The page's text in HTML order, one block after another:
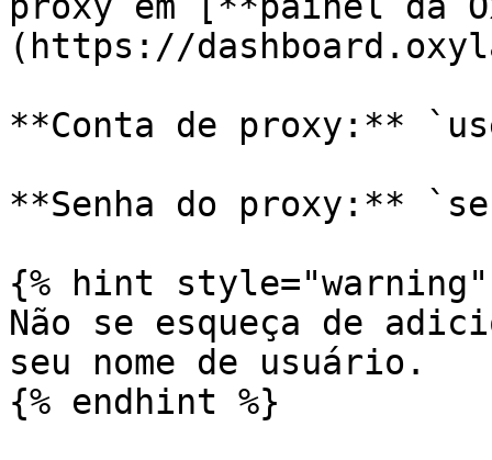
(https://
**Conta de proxy:**
**Senha do proxy:**
{% hint style="warning"
Não se esqueça de
seu nome de usuário.
{% endhint %}